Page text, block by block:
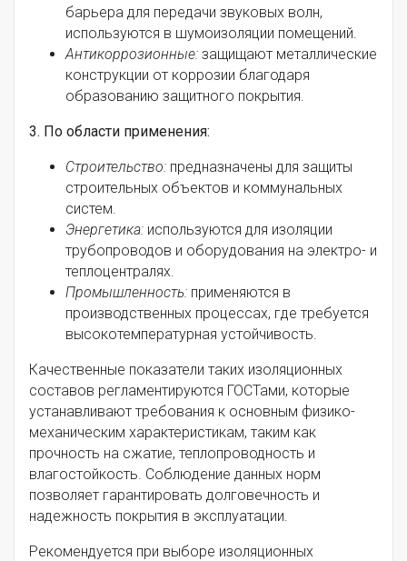
барьера для передачи звуковых волн,
используются в шумоизоляции помещений.
Антикоррозионные: защищают металлические
конструкции от коррозии благодаря
образованию защитного покрытия.
3. По области применения:
Строительство: предназначены для защиты
строительных объектов и коммунальных
систем.
Энергетика: используются для изоляции
трубопроводов и оборудования на электро- и
теплоцентралях.
Промышленность: применяются в
производственных процессах, где требуется
высокотемпературная устойчивость.
Качественные показатели таких изоляционных
составов регламентируются ГОСТами, которые
устанавливают требования к основным физико-
механическим характеристикам, таким как
прочность на сжатие, теплопроводность и
влагостойкость. Соблюдение данных норм
позволяет гарантировать долговечность и
надежность покрытия в эксплуатации.
Рекомендуется при выборе изоляционных